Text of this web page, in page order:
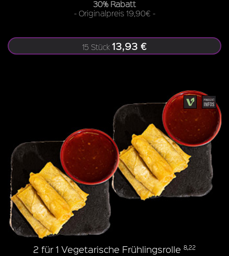
30% Rabatt
- Originalpreis 19,90€ -
15 Stück 13,93 €
2 für 1 Vegetarische Frühlingsrolle 8,22